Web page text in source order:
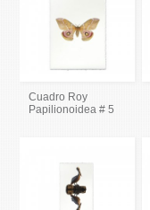
Cuadro Roy
Papilionoidea # 5